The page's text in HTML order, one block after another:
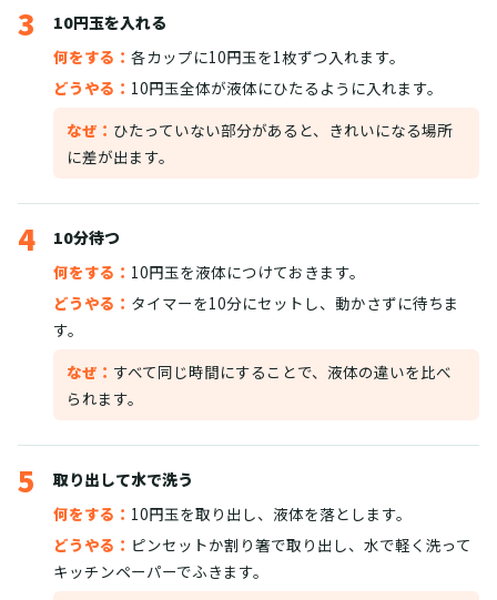
3
10円玉を入れる
何をする： 各カップに10円玉を1枚ずつ入れます。
どうやる： 10円玉全体が液体にひたるように入れます。
なぜ： ひたっていない部分があると、きれいになる場所
に差が出ます。
4
10分待つ
何をする： 10円玉を液体につけておきます。
どうやる： タイマーを10分にセットし、動かさずに待ちま
す。
なぜ： すべて同じ時間にすることで、液体の違いを比べ
られます。
5
取り出して水で洗う
何をする： 10円玉を取り出し、液体を落とします。
どうやる： ピンセットか割り箸で取り出し、水で軽く洗って
キッチンペーパーでふきます。